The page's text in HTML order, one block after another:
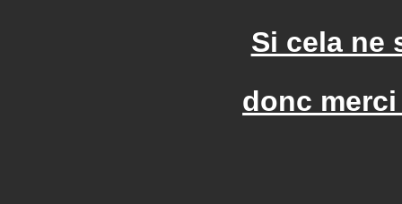
Si cela ne
donc